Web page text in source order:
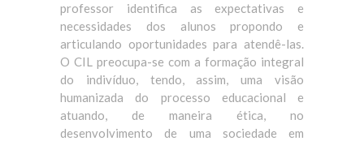
professor identifica as expectativas e
necessidades dos alunos propondo e
articulando oportunidades para atendê-las.
O CIL preocupa-se com a formação integral
do indivíduo, tendo, assim, uma visão
humanizada do processo educacional e
atuando, de maneira ética, no
desenvolvimento de uma sociedade em